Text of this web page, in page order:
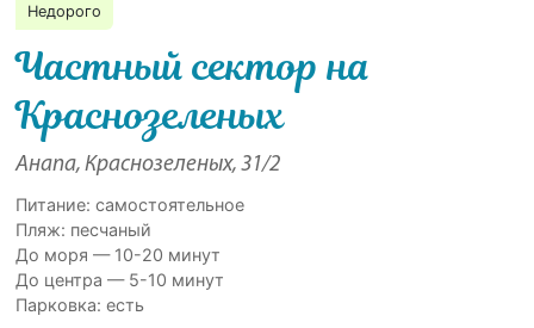
Недорого
Частный сектор на
Краснозеленых
Анапа, Краснозеленых, 31/2
Питание: самостоятельное
Пляж: песчаный
До моря — 10-20 минут
До центра — 5-10 минут
Парковка: есть